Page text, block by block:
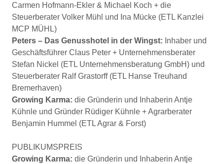
Carmen Hofmann-Ekler & Michael Koch + die
Steuerberater Volker Mühl und Ina Mücke (ETL Kanzlei
MCP MÜHL)
Peters – Das Genusshotel in der Wingst: Inhaber und
Geschäftsführer Claus Peter + Unternehmensberater
Stefan Nickel (ETL Unternehmensberatung GmbH) und
Steuerberater Ralf Grastorff (ETL Hanse Treuhand
Bremerhaven)
Growing Karma: die Gründerin und Inhaberin Antje
Kühnle und Gründer Rüdiger Kühnle + Agrarberater
Benjamin Hummel (ETL Agrar & Forst)
PUBLIKUMSPREIS
Growing Karma: die Gründerin und Inhaberin Antje